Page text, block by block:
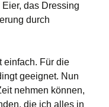
das Dressing
durch
einfach. Für die
geeignet. Nun
nehmen können,
die ich alles in